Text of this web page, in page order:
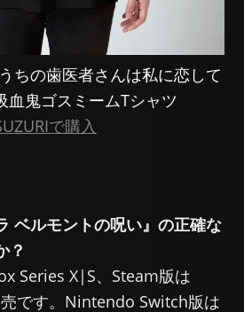
ちの歯医者さんは私に恋して
血鬼ゴスミームTシャツ
で購入
ベルモントの呪い』の正確な
？
Series X|S、Steam版は
です。Nintendo Switch版は